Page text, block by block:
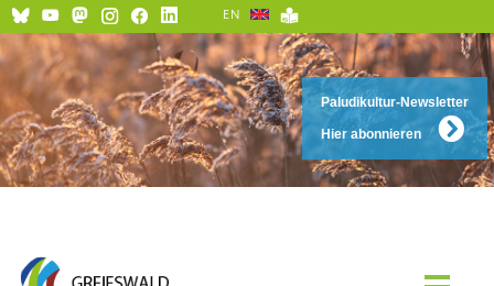
Paludikultur-Newsletter
Hier abonnieren
EN